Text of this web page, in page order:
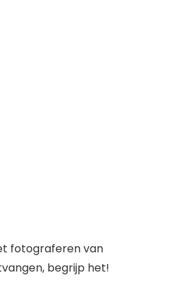
fotograferen van
begrijp het!